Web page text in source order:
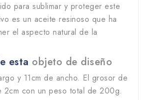
para sublimar y proteger este
es un aceite resinoso que ha
el aspecto natural de la
esta objeto de diseño
y 11cm de ancho. El grosor de
2cm con un peso total de 200g.